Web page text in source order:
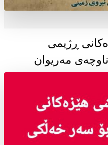
ڕژیمی
مەریوان